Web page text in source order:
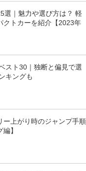
選｜魅力や選び方は？ 軽
クトカーを紹介【2023年
スト30｜独断と偏見で選
キングも
上がり時のジャンプ手順
】